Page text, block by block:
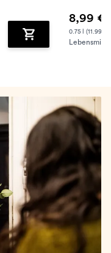
Zum Warenkorb
8,99 €
0.75 l (11.99 €